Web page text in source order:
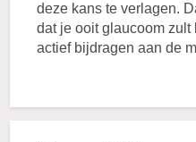
deze kans te verlagen.
dat je ooit glaucoom zult
actief bijdragen aan de